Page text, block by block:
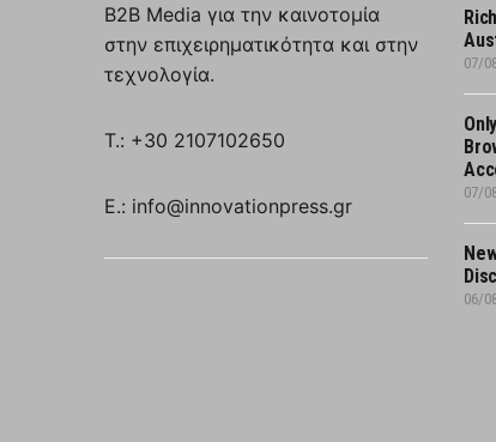
B2B Media για την καινοτομία
στην επιχειρηματικότητα και στην
τεχνολογία.
T.: +30 2107102650
E.: info@innovationpress.gr
07/
07/
06/